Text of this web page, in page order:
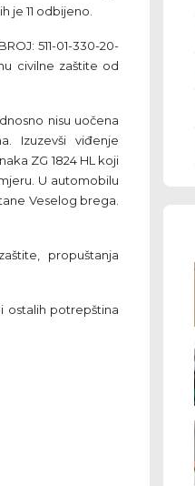
je 11 odbijeno.
511-01-330-20-
civilne zaštite od
nisu uočena
Izuzevši viđenje
ZG 1824 HL koji
U automobilu
Veselog brega.
propuštanja
ostalih potrepština